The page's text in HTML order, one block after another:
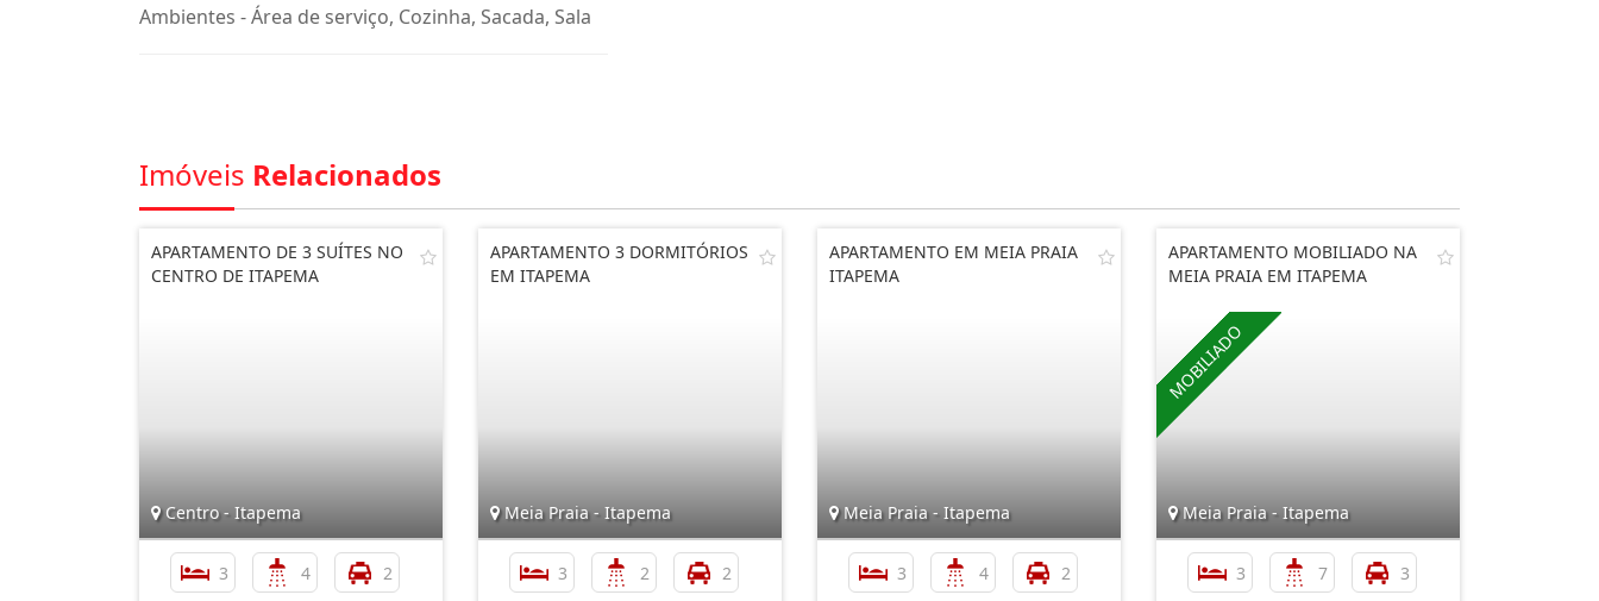
Ambientes - Área de serviço, Cozinha, Sacada, Sala
Imóveis Relacionados
APARTAMENTO DE 3 SUÍTES NO
CENTRO DE ITAPEMA
Centro - Itapema
3 4 2
APARTAMENTO 3 DORMITÓRIOS
EM ITAPEMA
Meia Praia - Itapema
3 2 2
APARTAMENTO EM MEIA PRAIA
ITAPEMA
Meia Praia - Itapema
3 4 2
APARTAMENTO MOBILIADO NA
MEIA PRAIA EM ITAPEMA
Meia Praia - Itapema
3 7 3